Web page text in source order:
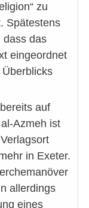
zu
Spätestens
dass das
eingeordnet
auf
Azmeh ist
in Exeter.
allerdings
eines